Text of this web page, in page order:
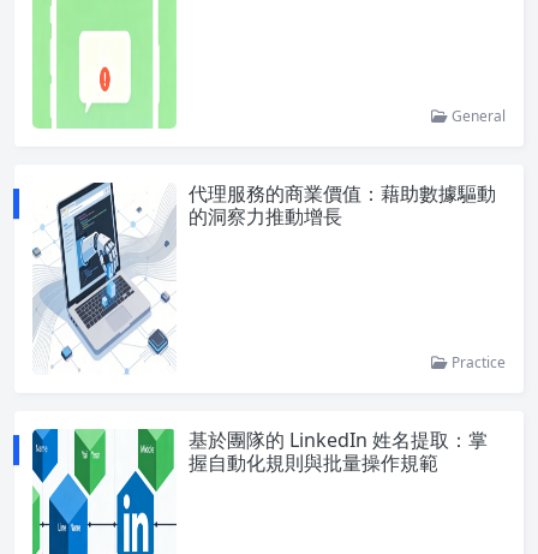
General
代理服務的商業價值：藉助數據驅動
的洞察力推動增長
Practice
基於團隊的 LinkedIn 姓名提取：掌
握自動化規則與批量操作規範